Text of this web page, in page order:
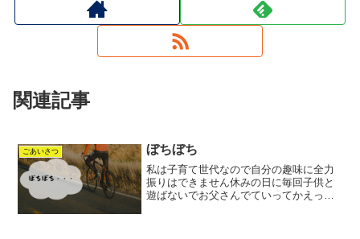
関連記事
ごあいさつ ぼちぼち
私は子育て世代なので自分の趣味に全力
振りはできません休みの日に毎回子供と
遊ばないでお父さんでていってかえった